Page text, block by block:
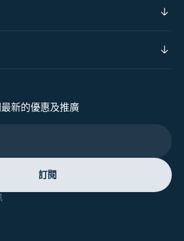
新的優惠及推廣
訂閱